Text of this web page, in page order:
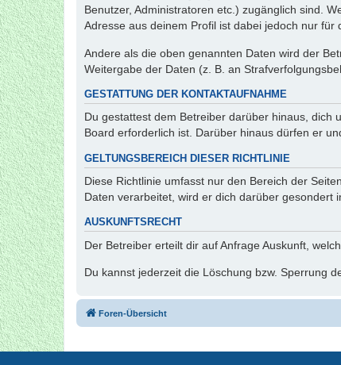
Benutzer, Administratoren etc.) zugänglich sind.
Adresse aus deinem Profil ist dabei jedoch nur
Andere als die oben genannten Daten wird der
Weitergabe der Daten (z. B. an
GESTATTUNG DER KONTAKTAUFNAHME
Du gestattest dem Betreiber darüber hinaus,
Board erforderlich ist. Darüber hinaus dürfen er
GELTUNGSBEREICH DIESER RICHTLINIE
Diese Richtlinie umfasst nur den Bereich der
Daten verarbeitet, wird er dich darüber gesondert
AUSKUNFTSRECHT
Der Betreiber erteilt dir auf Anfrage Auskunft,
Du kannst jederzeit die Löschung bzw. Sperrung
Foren-Übersicht